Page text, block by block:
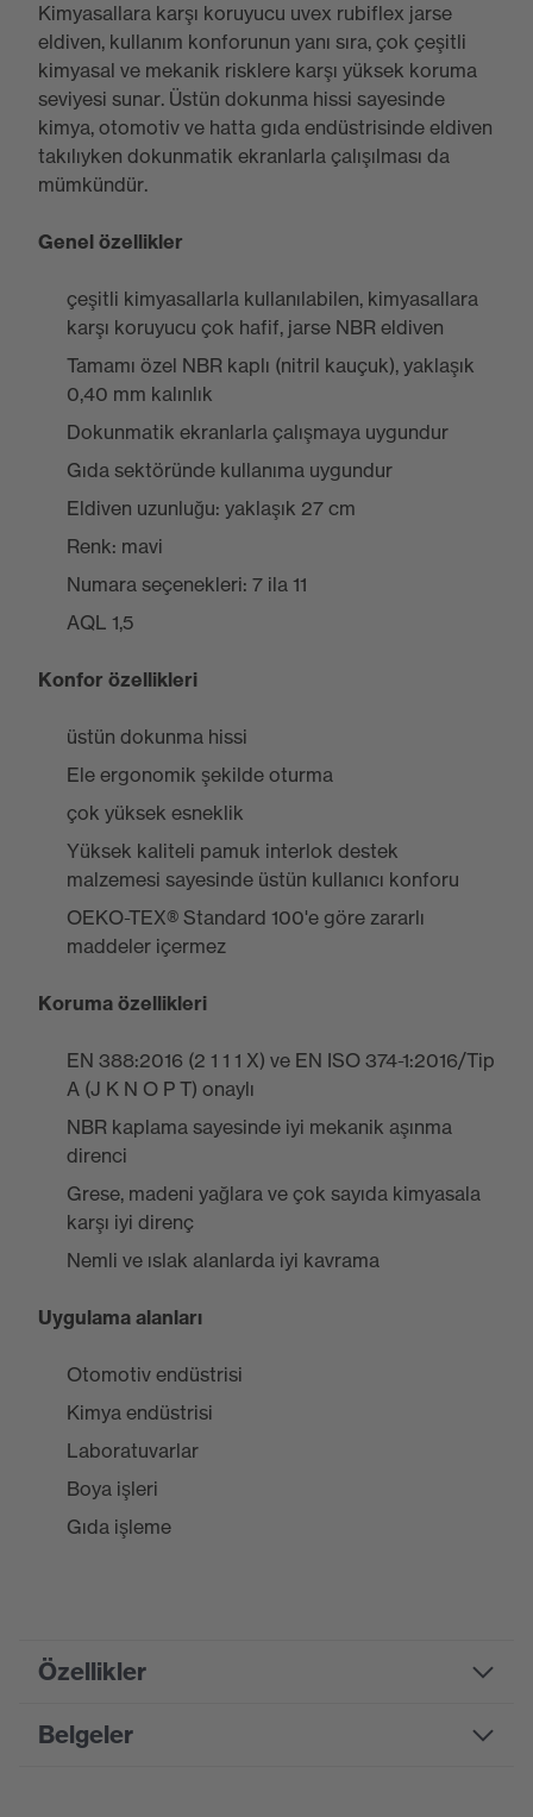
Kimyasallara karşı koruyucu uvex rubiflex jarse
eldiven, kullanım konforunun yanı sıra, çok çeşitli
kimyasal ve mekanik risklere karşı yüksek koruma
seviyesi sunar. Üstün dokunma hissi sayesinde
kimya, otomotiv ve hatta gıda endüstrisinde eldiven
takılıyken dokunmatik ekranlarla çalışılması da
mümkündür.
Genel özellikler
çeşitli kimyasallarla kullanılabilen, kimyasallara
karşı koruyucu çok hafif, jarse NBR eldiven
Tamamı özel NBR kaplı (nitril kauçuk), yaklaşık
0,40 mm kalınlık
Dokunmatik ekranlarla çalışmaya uygundur
Gıda sektöründe kullanıma uygundur
Eldiven uzunluğu: yaklaşık 27 cm
Renk: mavi
Numara seçenekleri: 7 ila 11
AQL 1,5
Konfor özellikleri
üstün dokunma hissi
Ele ergonomik şekilde oturma
çok yüksek esneklik
Yüksek kaliteli pamuk interlok destek
malzemesi sayesinde üstün kullanıcı konforu
OEKO-TEX® Standard 100'e göre zararlı
maddeler içermez
Koruma özellikleri
EN 388:2016 (2 1 1 1 X) ve EN ISO 374-1:2016/Tip
A (J K N O P T) onaylı
NBR kaplama sayesinde iyi mekanik aşınma
direnci
Grese, madeni yağlara ve çok sayıda kimyasala
karşı iyi direnç
Nemli ve ıslak alanlarda iyi kavrama
Uygulama alanları
Otomotiv endüstrisi
Kimya endüstrisi
Laboratuvarlar
Boya işleri
Gıda işleme
Özellikler
Product
family
Belgeler